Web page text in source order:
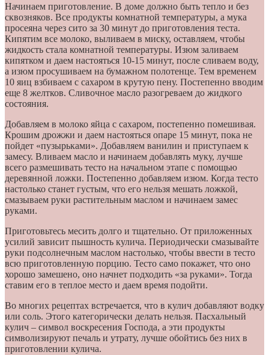
Начинаем приготовление. В доме должно быть тепло и без
сквозняков. Все продукты комнатной температуры, а мука
просеяна через сито за 30 минут до приготовления теста.
Кипятим все молоко, выливаем в миску, оставляем, чтобы
жидкость стала комнатной температуры. Изюм заливаем
кипятком и даем настояться 10-15 минут, после сливаем воду,
а изюм просушиваем на бумажном полотенце. Тем временем
10 яиц взбиваем с сахаром в крутую пену. Постепенно вводим
еще 8 желтков. Сливочное масло разогреваем до жидкого
состояния.
Добавляем в молоко яйца с сахаром, постепенно помешивая.
Крошим дрожжи и даем настояться опаре 15 минут, пока не
пойдет «пузырьками». Добавляем ванилин и приступаем к
замесу. Вливаем масло и начинаем добавлять муку, лучше
всего размешивать тесто на начальном этапе с помощью
деревянной ложки. Постепенно добавляем изюм. Когда тесто
настолько станет густым, что его нельзя мешать ложкой,
смазываем руки растительным маслом и начинаем замес
руками.
Приготовьтесь месить долго и тщательно. От приложенных
усилий зависит пышность кулича. Периодически смазывайте
руки подсолнечным маслом настолько, чтобы ввести в тесто
всю приготовленную порцию. Тесто само покажет, что оно
хорошо замешено, оно начнет подходить «за руками». Тогда
ставим его в теплое место и даем время подойти.
Во многих рецептах встречается, что в кулич добавляют водку
или соль. Этого категорически делать нельзя. Пасхальный
кулич – символ воскресения Господа, а эти продукты
символизируют печаль и утрату, лучше обойтись без них в
приготовлении кулича.